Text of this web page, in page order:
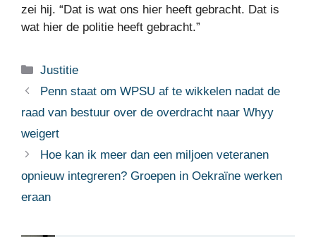
zei hij. “Dat is wat ons hier heeft gebracht. Dat is
wat hier de politie heeft gebracht.”
Categorieën
Justitie
Penn staat om WPSU af te wikkelen nadat de
raad van bestuur over de overdracht naar Whyy
weigert
Hoe kan ik meer dan een miljoen veteranen
opnieuw integreren? Groepen in Oekraïne werken
eraan